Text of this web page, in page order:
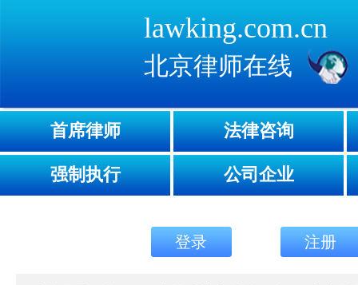
lawking.com.cn
北京律师在线
首席律师 法律咨询
强制执行 公司企业
登录 注册